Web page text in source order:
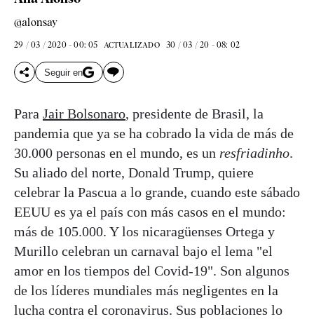
@alonsay
29 / 03 / 2020 - 00: 05 ACTUALIZADO 30 / 03 / 20 - 08: 02
Seguir en
Para Jair Bolsonaro, presidente de Brasil, la
pandemia que ya se ha cobrado la vida de más de
30.000 personas en el mundo, es un resfriadinho.
Su aliado del norte, Donald Trump, quiere
celebrar la Pascua a lo grande, cuando este sábado
EEUU es ya el país con más casos en el mundo:
más de 105.000. Y los nicaragüenses Ortega y
Murillo celebran un carnaval bajo el lema "el
amor en los tiempos del Covid-19". Son algunos
de los líderes mundiales más negligentes en la
lucha contra el coronavirus. Sus poblaciones lo